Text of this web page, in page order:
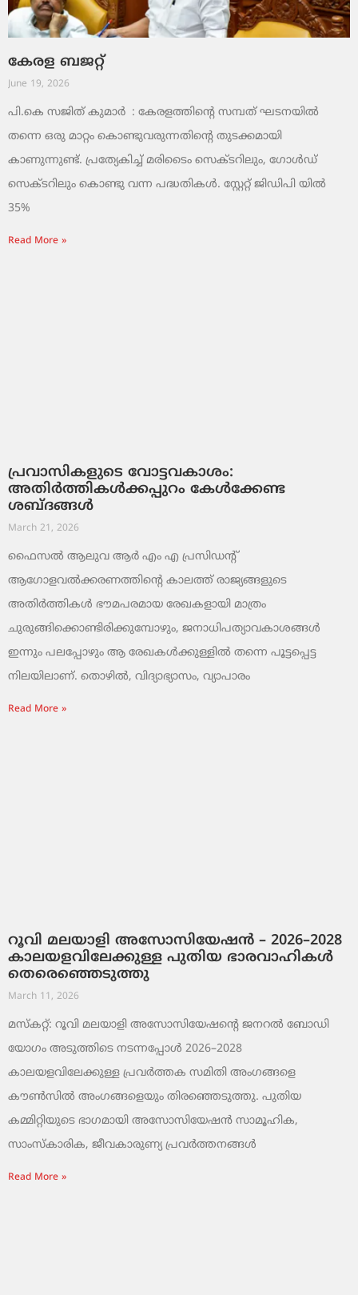
കേരള ബജറ്റ്
June 19, 2026
പി.കെ സജിത് കുമാര്‍ : കേരളത്തിന്റെ സമ്പത് ഘടനയിൽ
തന്നെ ഒരു മാറ്റം കൊണ്ടുവരുന്നതിന്റെ തുടക്കമായി
കാണുന്നുണ്ട്. പ്രത്യേകിച്ച് മരിടൈം സെക്ടറിലും, ഗോൾഡ്
സെക്ടറിലും കൊണ്ടു വന്ന പദ്ധതികൾ. സ്റ്റേറ്റ് ജിഡിപി യിൽ
35%
Read More »
പ്രവാസികളുടെ വോട്ടവകാശം:
അതിർത്തികൾക്കപ്പുറം കേൾക്കേണ്ട
ശബ്ദങ്ങൾ
March 21, 2026
ഫൈസൽ ആലുവ ആർ എം എ പ്രസിഡന്റ്
ആഗോളവൽക്കരണത്തിന്റെ കാലത്ത് രാജ്യങ്ങളുടെ
അതിർത്തികൾ ഭൗമപരമായ രേഖകളായി മാത്രം
ചുരുങ്ങിക്കൊണ്ടിരിക്കുമ്പോഴും, ജനാധിപത്യാവകാശങ്ങൾ
ഇന്നും പലപ്പോഴും ആ രേഖകൾക്കുള്ളിൽ തന്നെ പൂട്ടപ്പെട്ട
നിലയിലാണ്. തൊഴിൽ, വിദ്യാഭ്യാസം, വ്യാപാരം
Read More »
റൂവി മലയാളി അസോസിയേഷൻ – 2026–2028
കാലയളവിലേക്കുള്ള പുതിയ ഭാരവാഹികൾ
തെരെഞ്ഞെടുത്തു
March 11, 2026
മസ്കറ്റ്: റൂവി മലയാളി അസോസിയേഷന്റെ ജനറൽ ബോഡി
യോഗം അടുത്തിടെ നടന്നപ്പോൾ 2026–2028
കാലയളവിലേക്കുള്ള പ്രവർത്തക സമിതി അംഗങ്ങളെ
കൗൺസിൽ അംഗങ്ങളെയും തിരഞ്ഞെടുത്തു. പുതിയ
കമ്മിറ്റിയുടെ ഭാഗമായി അസോസിയേഷൻ സാമൂഹിക,
സാംസ്‌കാരിക, ജീവകാരുണ്യ പ്രവർത്തനങ്ങൾ
Read More »